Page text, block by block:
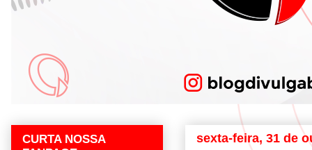
sexta-feira, 31 de
CURTA NOSSA